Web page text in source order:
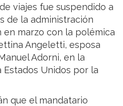
viajes fue suspendido a
de la administración
en marzo con la polémica
Angeletti, esposa
Adorni, en la
Unidos por la
que el mandatario